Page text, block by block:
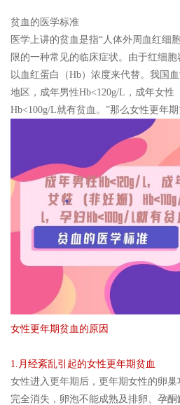
贫血的医学标准
医学上讲的贫血是指“人体外周血红细
限的一种常见的临床症状。由于红细
以血红蛋白（Hb）浓度来代替。我国
地区，成年男性Hb<120g/L，成年女性
Hb<100g/L就有贫血。”那么女性更年
女性更年期贫血的原因
1.月经紊乱引起的女性更年期贫血
女性进入更年期后，更年期女性的卵
完全消失，卵泡不能成熟及排卵、孕